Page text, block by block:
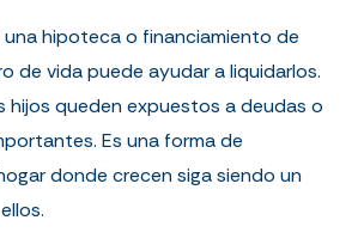
hipoteca o financiamiento de
de vida puede ayudar a liquidarlos.
hijos queden expuestos a deudas o
Es una forma de
donde crecen siga siendo un